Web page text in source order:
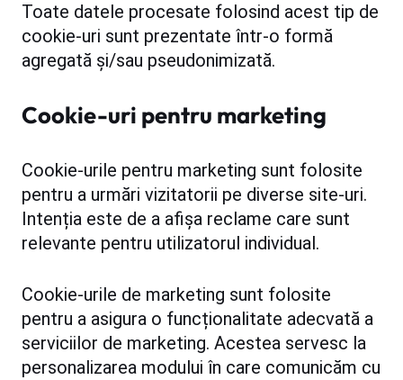
Toate datele procesate folosind acest tip de
cookie-uri sunt prezentate într-o formă
agregată și/sau pseudonimizată.
Cookie-uri pentru marketing
Cookie-urile pentru marketing sunt folosite
pentru a urmări vizitatorii pe diverse site-uri.
Intenția este de a afișa reclame care sunt
relevante pentru utilizatorul individual.
Cookie-urile de marketing sunt folosite
pentru a asigura o funcționalitate adecvată a
serviciilor de marketing. Acestea servesc la
personalizarea modului în care comunicăm cu